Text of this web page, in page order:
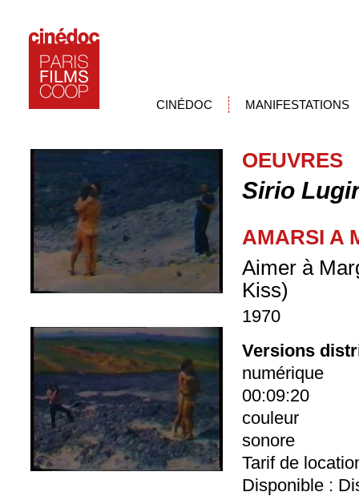
CINÉDOC MANIFESTATIONS
OEUVRES
Sirio
AMARSI A
Aimer à
Kiss)
1970
Versions
numérique
00:09:20
couleur
sonore
Tarif de
Disponible :